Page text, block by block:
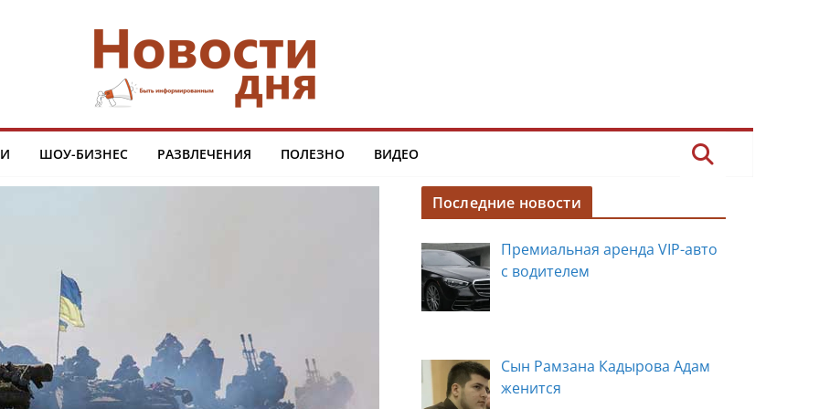
ШОУ-БИЗНЕС РАЗВЛЕЧЕНИЯ ПОЛЕЗНО ВИДЕО
Последние новости
Премиальная аренда VIP-авто
с водителем
Сын Рамзана Кадырова Адам
женится